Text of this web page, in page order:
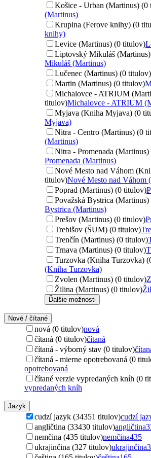
Košice - Urban (Martinus) (0
(Martinus)
Krupina (Ferove knihy) (0
knihy)
Levice (Martinus) (0 titulov)
Liptovský Mikuláš
Mikuláš (Martinus)
Lučenec (Martinus) (0 titulov)
Martin (Martinus) (0 titulov)
Michalovce - ATRIUM
titulov)Michalovce - ATRIUM
Myjava (Kniha Myjava) (0
Myjava)
Nitra - Centro (Martinus) (0
(Martinus)
Nitra - Promenada
Promenada (Martinus)
Nové Mesto nad Váhom
titulov)Nové Mesto nad Váhom
Poprad (Martinus) (0 titulov)
Považská Bystrica
Bystrica (Martinus)
Prešov (Martinus) (0 titulov)
Trebišov (ŠUM) (0 titulov)
Trenčín (Martinus) (0 titulov)
Trnava (Martinus) (0 titulov)
Turzovka (Kniha Turzovka)
(Kniha Turzovka)
Zvolen (Martinus) (0 titulov)
Žilina (Martinus) (0 titulov)
Ďalšie možnosti
Nové / čítané
nová (0 titulov)nová
čítaná (0 titulov)čítaná
čítaná - výborný stav (0 titulov)
čítaná - mierne opotrebovaná (0
opotrebovaná
čítané verzie vypredaných kníh (0
vypredaných kníh
Jazyk
cudzí jazyk (34351 titulov)cudzí
angličtina (33430 titulov)angličtina
nemčina (435 titulov)nemčina435
ukrajinčina (327 titulov)ukrajinčina